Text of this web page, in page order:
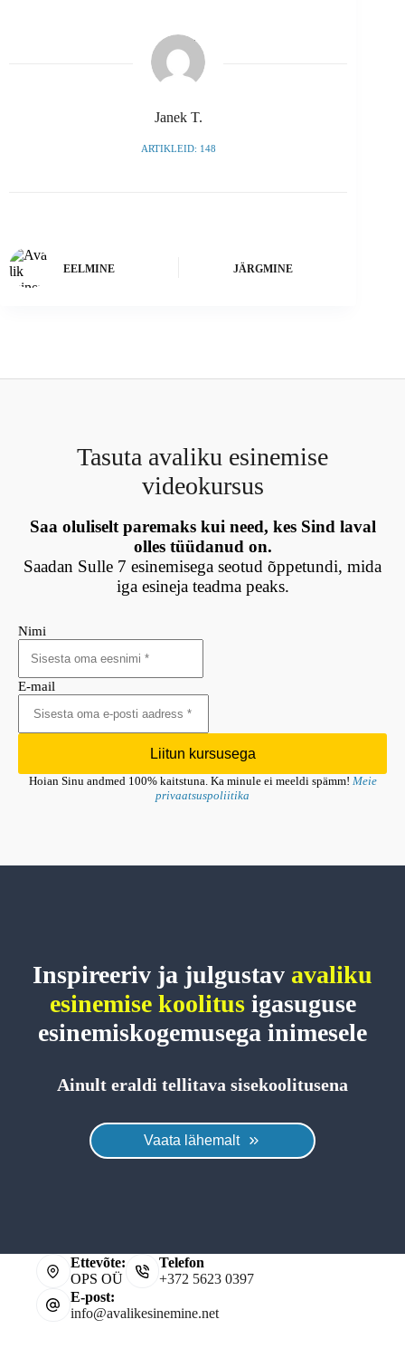
Janek T.
ARTIKLEID: 148
EELMINE JÄRGMINE
Tasuta avaliku esinemise
videokursus
Saa oluliselt paremaks kui need, kes Sind laval
olles tüüdanud on.
Saadan Sulle 7 esinemisega seotud õppetundi, mida
iga esineja teadma peaks.
Nimi
E-mail
Liitun kursusega
Hoian Sinu andmed 100% kaitstuna. Ka minule ei meeldi spämm! Meie
privaatsuspoliitika
Inspireeriv ja julgustav avaliku
esinemise koolitusigasuguse
esinemiskogemusega inimesele
Ainult eraldi tellitava sisekoolitusena
Vaata lähemalt
Ettevõte:
OPS OÜ
Telefon
+372 5623 0397
E-post:
info@avalikesinemine.net